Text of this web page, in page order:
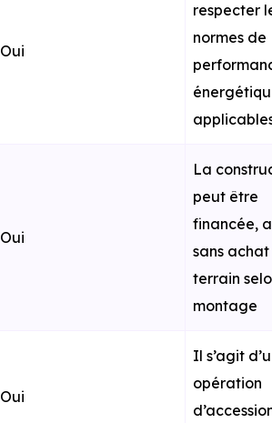
Oui
respecter
normes de
Oui
La
peut être
financée,
sans
terrain
montage
Oui
Il s’agit
opération